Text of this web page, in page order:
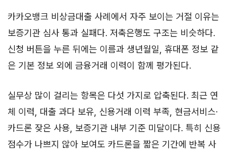
카카오뱅크 비상금대출 사례에서 자주 보이는 거절 이유는
보증기관 심사 통과 실패다. 저축은행도 구조는 비슷하다.
신청 버튼을 누른 뒤에는 이름과 생년월일, 휴대폰 정보 같
은 기본 정보 외에 금융거래 이력이 함께 평가된다.
실무상 많이 걸리는 항목은 다섯 가지로 압축된다. 최근 연
체 이력, 대출 과다 보유, 신용거래 이력 부족, 현금서비스·
카드론 잦은 사용, 보증기관 내부 기준 미달이다. 특히 신용
점수가 나쁘지 않아 보여도 카드론을 짧은 기간에 반복 사